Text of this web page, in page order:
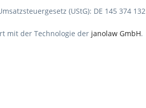
(UStG): DE 145 374 132
mit der Technologie der janolaw GmbH.